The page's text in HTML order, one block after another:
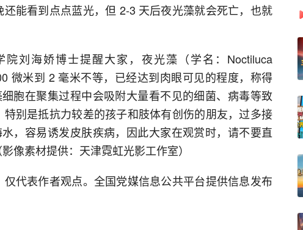
能看到点点蓝光，但 2-3 天后夜光藻就会死亡，也就
刘海娇博士提醒大家，夜光藻（学名： Noctiluca
微米到 2 毫米不等，已经达到肉眼可见的程度，称得
细胞在聚集过程中会吸附大量看不见的细菌、病毒等致
别是抵抗力较差的孩子和肢体有创伤的朋友，过多接
，容易诱发皮肤疾病，因此大家在观赏时，请不要直
像素材提供：天津霓虹光影工作室）
代表作者观点。全国党媒信息公共平台提供信息发布